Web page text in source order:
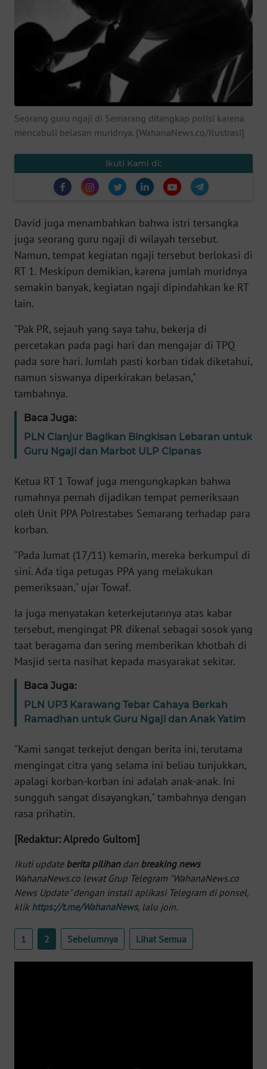
Seorang guru ngaji di Semarang ditangkap polisi karena
mencabuli belasan muridnya. [WahanaNews.co/Ilustrasi]
Ikuti Kami di:
David juga menambahkan bahwa istri tersangka
juga seorang guru ngaji di wilayah tersebut.
Namun, tempat kegiatan ngaji tersebut berlokasi di
RT 1. Meskipun demikian, karena jumlah muridnya
semakin banyak, kegiatan ngaji dipindahkan ke RT
lain.
"Pak PR, sejauh yang saya tahu, bekerja di
percetakan pada pagi hari dan mengajar di TPQ
pada sore hari. Jumlah pasti korban tidak diketahui,
namun siswanya diperkirakan belasan,"
tambahnya.
Baca Juga:
PLN Cianjur Bagikan Bingkisan Lebaran untuk
Guru Ngaji dan Marbot ULP Cipanas
Ketua RT 1 Towaf juga mengungkapkan bahwa
rumahnya pernah dijadikan tempat pemeriksaan
oleh Unit PPA Polrestabes Semarang terhadap para
korban.
"Pada Jumat (17/11) kemarin, mereka berkumpul di
sini. Ada tiga petugas PPA yang melakukan
pemeriksaan," ujar Towaf.
Ia juga menyatakan keterkejutannya atas kabar
tersebut, mengingat PR dikenal sebagai sosok yang
taat beragama dan sering memberikan khotbah di
Masjid serta nasihat kepada masyarakat sekitar.
Baca Juga:
PLN UP3 Karawang Tebar Cahaya Berkah
Ramadhan untuk Guru Ngaji dan Anak Yatim
"Kami sangat terkejut dengan berita ini, terutama
mengingat citra yang selama ini beliau tunjukkan,
apalagi korban-korban ini adalah anak-anak. Ini
sungguh sangat disayangkan," tambahnya dengan
rasa prihatin.
[Redaktur: Alpredo Gultom]
Ikuti update berita pilihandan breaking news
WahanaNews.co lewat Grup Telegram "WahanaNews.co
News Update" dengan install aplikasi Telegram di ponsel,
klik https://t.me/WahanaNews, lalu join.
1 2 Sebelumnya Lihat Semua
SAINS-TEKNO
KESEHATAN
INTERNASIONAL
SERBA-SERBI
PENDIDIKAN
OLAHRAGA
EDITORIAL
Informasi
INDEKS
BERITA
KONTAK
IKLAN
TENTANG
KAMI
MEDIA
SIBER
REDAKSI
KARIR
DISCLAIMER
Wahana
News
Regional
SUMUT
WN
WN
JABAR
WN
NTT
WN
KEPRI